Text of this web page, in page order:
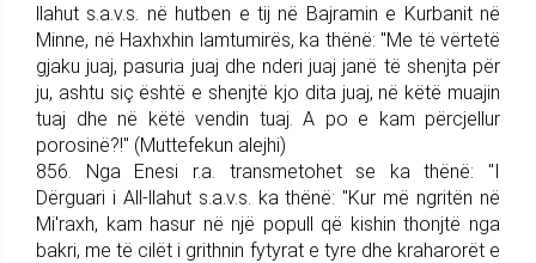
llahut s.a.v.s. në hutben e tij në Bajramin e Kurbanit në
Minne, në Haxhxhin lamtumirës, ka thënë: "Me të vërtetë
gjaku juaj, pasuria juaj dhe nderi juaj janë të shenjta për
ju, ashtu siç është e shenjtë kjo dita juaj, në këtë muajin
tuaj dhe në këtë vendin tuaj. A po e kam për­cjellur
porosinë?!" (Muttefekun alejhi)
856. Nga Enesi r.a. trans­me­tohet se ka thënë: "I
Dërguari i All-lla­hut s.a.v.s. ka thënë: "Kur më ngritën në
Mi'raxh, kam hasur në një popull që kishin thonjtë nga
bakri, me të cilët i grithnin fytyrat e tyre dhe kraharorët e